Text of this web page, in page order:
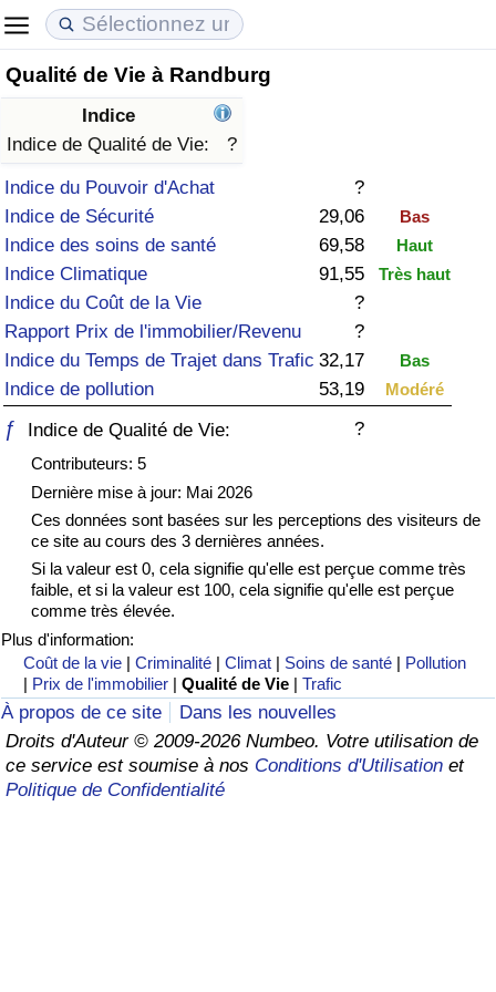
Qualité de Vie à Randburg
Indice
Indice de Qualité de Vie:
?
Indice du Pouvoir d'Achat
?
Indice de Sécurité
29,06 Bas
Indice des soins de santé 69,58 Haut
Indice Climatique 91,55 Très haut
Indice du Coût de la Vie
?
Rapport Prix de l'immobilier/Revenu
?
Indice du Temps de Trajet dans Trafic 32,17 Bas
Indice de pollution 53,19 Modéré
ƒ Indice de Qualité de Vie: ?
Contributeurs: 5
Dernière mise à jour: Mai 2026
Ces données sont basées sur les perceptions des visiteurs de
ce site au cours des 3 dernières années.
Si la valeur est 0, cela signifie qu'elle est perçue comme très
faible, et si la valeur est 100, cela signifie qu'elle est perçue
comme très élevée.
Plus d'information:
Coût de la vie |Criminalité |Climat | Soins de santé | Pollution
| Prix de l'immobilier |Qualité de Vie |Trafic
À propos de ce site
Dans les nouvelles
Droits d'Auteur © 2009-2026 Numbeo. Votre utilisation de
ce service est soumise à nos Conditions d'Utilisation et
Politique de Confidentialité
Coût de la vie
Indice du Coût de la Vie (Actuel)
Indice du Coût de la Vie
Indice du coût de la vie par pays
à Akaba
Prix de l'immobilier
Indice des Prix de l'immobilier (Actuel)
Indice des Prix de l'immobilier
Indice des Prix de l'immobilier par Pays
Qualité de Vie
Indice de Qualité de Vie
Indice de Qualité de Vie (Actuel)
Indice de qualité de vie par pays
Criminalité
Indice de Criminalité (Actuel)
Indice de Criminalité
Soins de santé
Indice des soins de santé (Actuel)
Indice des soins de santé
Indice des soins de santé par Pays
Pollution